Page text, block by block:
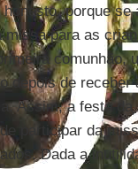
porque
missa para as
comunhão,
depois de
Assim, a festa
participar da
Dada a